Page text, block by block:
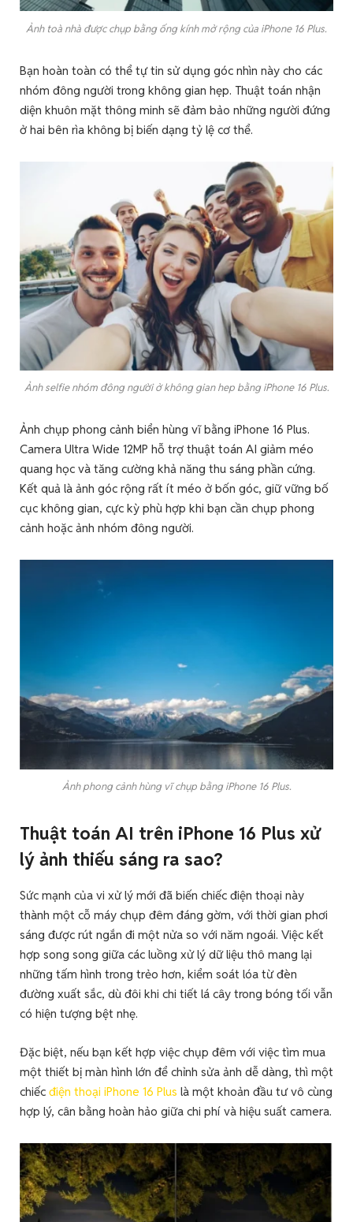
Ảnh toà nhà được chụp bằng ống kính mở rộng của iPhone 16 Plus.
Bạn hoàn toàn có thể tự tin sử dụng góc nhìn này cho các
nhóm đông người trong không gian hẹp. Thuật toán nhận
diện khuôn mặt thông minh sẽ đảm bảo những người đứng
ở hai bên rìa không bị biến dạng tỷ lệ cơ thể.
Ảnh selfie nhóm đông người ở không gian hep bằng iPhone 16 Plus.
Ảnh chụp phong cảnh biển hùng vĩ bằng iPhone 16 Plus.
Camera Ultra Wide 12MP hỗ trợ thuật toán AI giảm méo
quang học và tăng cường khả năng thu sáng phần cứng.
Kết quả là ảnh góc rộng rất ít méo ở bốn góc, giữ vững bố
cục không gian, cực kỳ phù hợp khi bạn cần chụp phong
cảnh hoặc ảnh nhóm đông người.
Ảnh phong cảnh hùng vĩ chụp bằng iPhone 16 Plus.
Thuật toán AI trên iPhone 16 Plus xử
lý ảnh thiếu sáng ra sao?
Sức mạnh của vi xử lý mới đã biến chiếc điện thoại này
thành một cỗ máy chụp đêm đáng gờm, với thời gian phơi
sáng được rút ngắn đi một nửa so với năm ngoái. Việc kết
hợp song song giữa các luồng xử lý dữ liệu thô mang lại
những tấm hình trong trẻo hơn, kiểm soát lóa từ đèn
đường xuất sắc, dù đôi khi chi tiết lá cây trong bóng tối vẫn
có hiện tượng bệt nhẹ.
Đặc biệt, nếu bạn kết hợp việc chụp đêm với việc tìm mua
một thiết bị màn hình lớn để chỉnh sửa ảnh dễ dàng, thì một
chiếc điện thoại iPhone 16 Plus là một khoản đầu tư vô cùng
hợp lý, cân bằng hoàn hảo giữa chi phí và hiệu suất camera.